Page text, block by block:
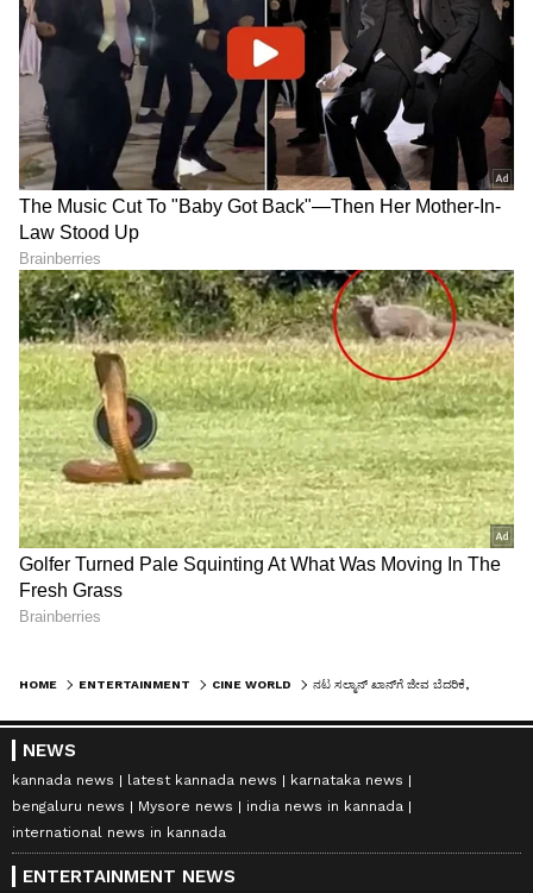
HOME ENTERTAINMENT CINE WORLD
NEWS
kannada news latest kannada news
karnataka news
bengaluru news
Mysore news
india news in kannada
international news in kannada
ENTERTAINMENT NEWS